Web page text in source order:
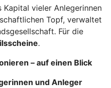
vieler Anlegerinnen
Topf, verwaltet
Für die
.
– auf einen Blick
und Anleger